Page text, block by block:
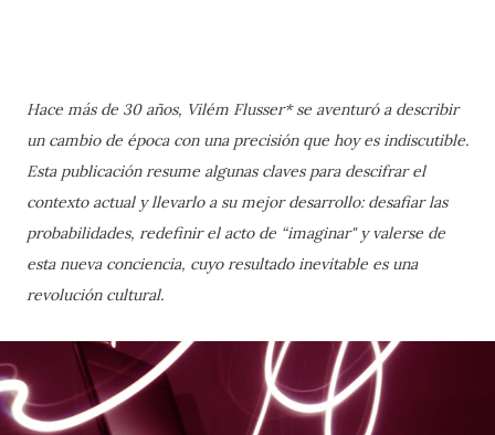
Hace más de 30 años, Vilém Flusser* se aventuró a describir
un cambio de época con una precisión que hoy es indiscutible.
Esta publicación resume algunas claves para descifrar el
contexto actual y llevarlo a su mejor desarrollo: desafiar las
probabilidades, redefinir el acto de “imaginar" y valerse de
esta nueva conciencia, cuyo resultado inevitable es una
revolución cultural.